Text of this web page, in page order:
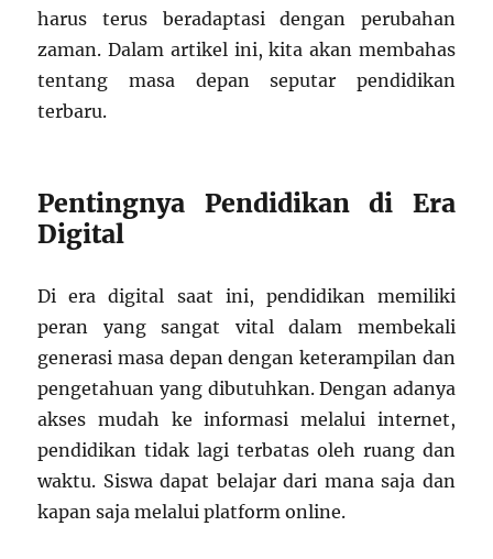
harus terus beradaptasi dengan perubahan
zaman. Dalam artikel ini, kita akan membahas
tentang masa depan seputar pendidikan
terbaru.
Pentingnya Pendidikan di Era
Digital
Di era digital saat ini, pendidikan memiliki
peran yang sangat vital dalam membekali
generasi masa depan dengan keterampilan dan
pengetahuan yang dibutuhkan. Dengan adanya
akses mudah ke informasi melalui internet,
pendidikan tidak lagi terbatas oleh ruang dan
waktu. Siswa dapat belajar dari mana saja dan
kapan saja melalui platform online.